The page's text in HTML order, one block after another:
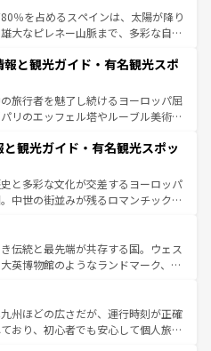
品のイタリア料理を堪能することも
ら夜眠るまで、すべての瞬間を楽し
情報はコンテンツ一覧を参照してほ
％を占めるスペインは、太陽が降り
大なピレネー山脈まで、多彩な自然
は、情熱的なフラメンコ、熱気あふ
しいタパスが生活の一部となってい
洗練された雰囲気や、バルセロナの
ら、地方では古代ローマ遺跡や中世
土や気候が異なるスペインはその個
てほしい。
と観光ガイド・有名観光スポ
旅行者を魅了し続けるヨーロッパ屈
リのエッフェル塔やルーブル美術館
っている。華麗な宮殿、歴史的な大
そして豊かな自然が、訪れる者を心
フランスは美食の国としても知ら
ネスコ無形文化遺産にも登録されて
など、多彩な楽しみ方が可能だ。さ
にも魅力が溢れており、どの街角に
息づいている。パリ以外の個性あふ
と観光ガイド・有名観光スポッ
と多彩な文化が交差するヨーロッパ
中世の街並みが残るロマンチック街
こを歩いても飽きることがない。ベ
バイエルン州のアルプスの絶景、そ
イン畑といった風景は必見。ビール
験してほしい。 なお、新着の
ツ一覧を参照してほしい。
伝統と最先端が共存する国。ウェス
英博物館のようなランドマーク、歴
がある。また、優雅なアフタヌーン
はたまらない英国パブ、サッカー観
そできる体験も豊富。イギリスを旅
州ほどの広さだが、運行時刻が正確
おり、初心者でも安心して個人旅行